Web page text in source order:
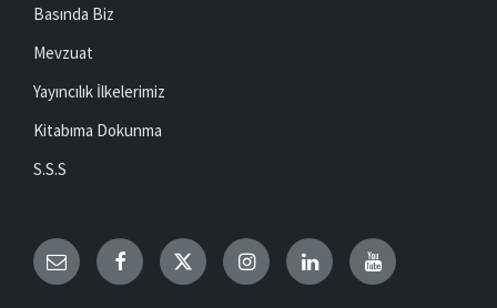
Basında Biz
Mevzuat
Yayıncılık İlkelerimiz
Kitabıma Dokunma
S.S.S
Email Facebook TwitterInstagramLinkedInYouTube